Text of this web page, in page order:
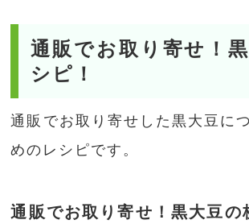
通販でお取り寄せ！
シピ！
通販でお取り寄せした黒大豆に
めのレシピです。
通販でお取り寄せ！黒大豆の